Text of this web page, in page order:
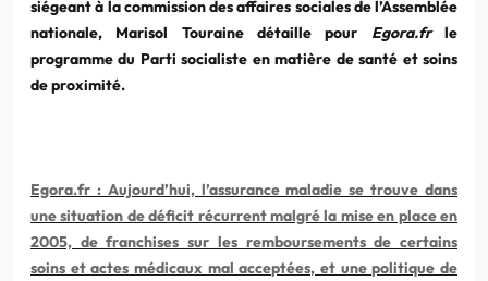
siégeant à la commission des affaires sociales de l’Assemblée
nationale, Marisol Touraine détaille pour Egora.frle
programme du Parti socialiste en matière de santé et soins
de proximité.
Egora.fr : Aujourd’hui, l’assurance maladie se trouve dans
une situation de déficit récurrent malgré la mise en place en
2005, de franchises sur les remboursements de certains
soins et actes médicaux mal acceptées, et une politique de